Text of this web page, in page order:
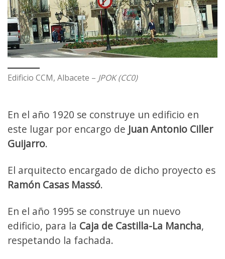
Edificio CCM, Albacete – JPOK (CC0)
En el año 1920 se construye un edificio en
este lugar por encargo de Juan Antonio Ciller
Guijarro.
El arquitecto encargado de dicho proyecto es
Ramón Casas Massó.
En el año 1995 se construye un nuevo
edificio, para la Caja de Castilla-La Mancha,
respetando la fachada.